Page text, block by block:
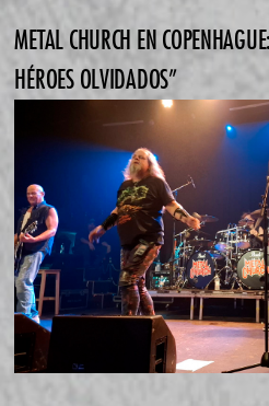
METAL CHURCH EN
HÉROES OLVIDADOS”